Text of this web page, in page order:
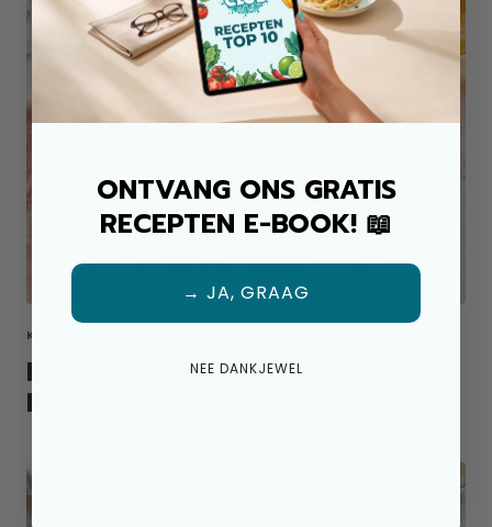
KIP ALLROUND MIX
KROKANTE KIP TACO'S UIT DE
PAN
ONTVANG ONS GRATIS
RECEPTEN E-BOOK! 📖
→ JA, GRAAG
NEE DANKJEWEL